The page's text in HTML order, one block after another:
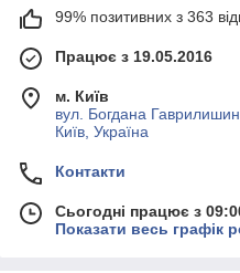
99% позитивних з 363
Працює з 19.05.2016
м. Київ
вул. Богдана
Київ, Україна
Контакти
Сьогодні працює з
Показати весь графік